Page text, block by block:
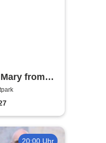
from
20:00 Uhr